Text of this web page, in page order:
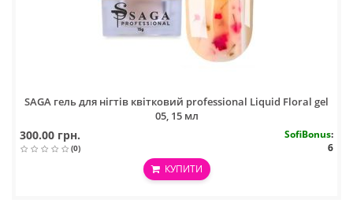
SAGA гель для нігтів квітковий professional Liquid Floral gel
05, 15 мл
300.00 грн.
(0)
SofiBonus:
6
КУПИТИ